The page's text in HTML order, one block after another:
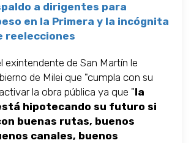
a dirigentes para
en la Primera y la incógnita
reelecciones
exintendente de San Martín le
de Milei que "cumpla con su
la obra pública ya que "la
hipotecando su futuro si
buenas rutas, buenos
canales, buenos